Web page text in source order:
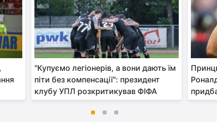
"Купуємо легіонерів, а вони дають їм
піти без компенсації": президент
клубу УПЛ розкритикував ФІФА